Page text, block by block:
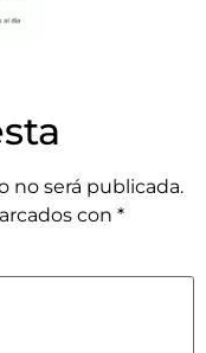
no será publicada.
con *